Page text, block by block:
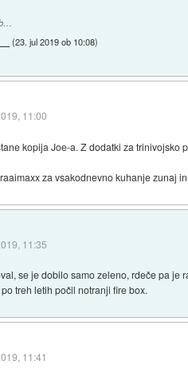
(23. jul 2019 ob 10:08)
11:00
kopija Joe-a. Z dodatki za trinivojsko
za vsakodnevno kuhanje zunaj
11:35
se je dobilo samo zeleno, rdeče pa
treh letih počil notranji fire box.
11:41